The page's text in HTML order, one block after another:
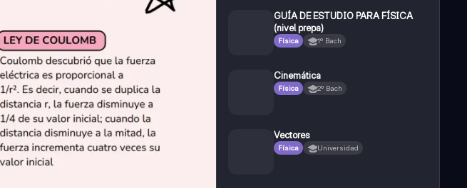
GUÍA DE ESTUDIO PARA FÍSICA
(nivel prepa)
Física 1º Bach
Cinemática
Física 2º Bach
Vectores
Física Universidad